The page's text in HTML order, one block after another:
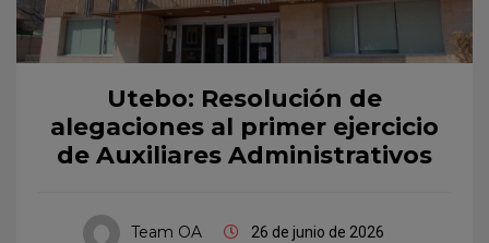
Utebo: Resolución de
alegaciones al primer ejercicio
de Auxiliares Administrativos
Team OA 26 de junio de 2026